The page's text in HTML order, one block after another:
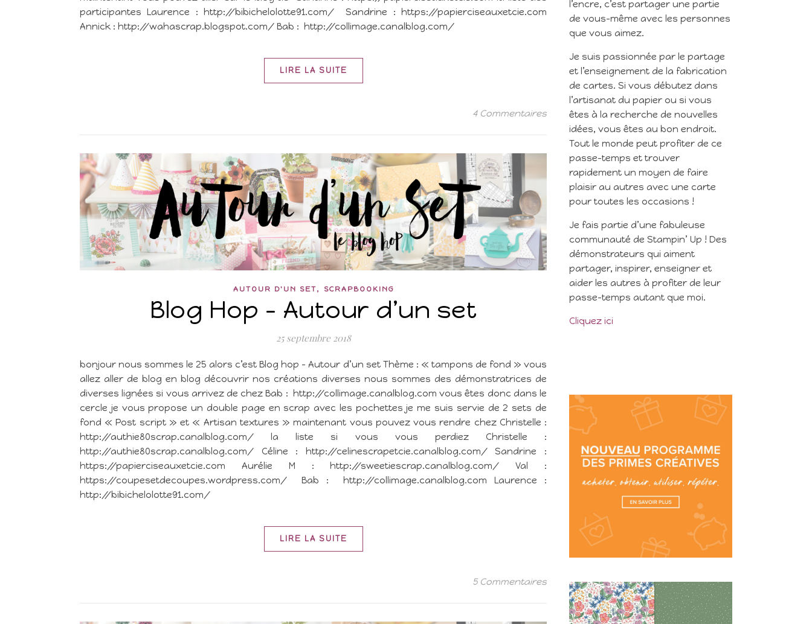
participantes Laurence : http://bibichelolotte91.com/ Sandrine : https://papierciseauxetcie.com
Annick : http://wahascrap.blogspot.com/ Bab : http://collimage.canalblog.com/
LIRE LA SUITE
4 Commentaires
AUTOUR D'UN SET, SCRAPBOOKING
Blog Hop – Autour d’un set
25 septembre 2018
bonjour nous sommes le 25 alors c’est Blog hop – Autour d’un set Thème : « tampons de fond » vous
allez aller de blog en blog découvrir nos créations diverses nous sommes des démonstratrices de
diverses lignées si vous arrivez de chez Bab : http://collimage.canalblog.com vous êtes donc dans le
cercle je vous propose un double page en scrap avec les pochettes je me suis servie de 2 sets de
fond « Post script » et « Artisan textures » maintenant vous pouvez vous rendre chez Christelle :
http://authie80scrap.canalblog.com/ la liste si vous vous perdiez Christelle :
http://authie80scrap.canalblog.com/ Céline : http://celinescrapetcie.canalblog.com/ Sandrine :
https://papierciseauxetcie.com Aurélie M : http://sweetiescrap.canalblog.com/ Val :
https://coupesetdecoupes.wordpress.com/ Bab : http://collimage.canalblog.com Laurence :
http://bibichelolotte91.com/
LIRE LA SUITE
5 Commentaires
l’encre, c’est partager une partie
de vous-même avec les personnes
que vous aimez.
Je suis passionnée par le partage
et l’enseignement de la fabrication
de cartes. Si vous débutez dans
l’artisanat du papier ou si vous
êtes à la recherche de nouvelles
idées, vous êtes au bon endroit.
Tout le monde peut profiter de ce
passe-temps et trouver
rapidement un moyen de faire
plaisir au autres avec une carte
pour toutes les occasions !
Je fais partie d’une fabuleuse
communauté de Stampin’ Up ! Des
démonstrateurs qui aiment
partager, inspirer, enseigner et
aider les autres à profiter de leur
passe-temps autant que moi.
Cliquez ici